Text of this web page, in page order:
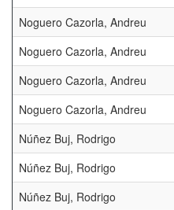
Noguero Cazorla, Andreu
Noguero Cazorla, Andreu
Noguero Cazorla, Andreu
Noguero Cazorla, Andreu
Núñez Buj, Rodrigo
Núñez Buj, Rodrigo
Núñez Buj, Rodrigo